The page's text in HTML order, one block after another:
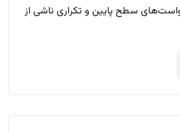
سطح پایین و تکراری ناشی از